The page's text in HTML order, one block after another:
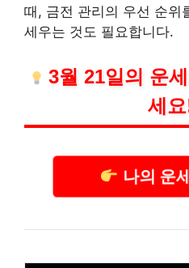
때, 금전 관리의 우선 순위
세우는 것도 필요합니다.
3월 21일의 운
세
나의 운